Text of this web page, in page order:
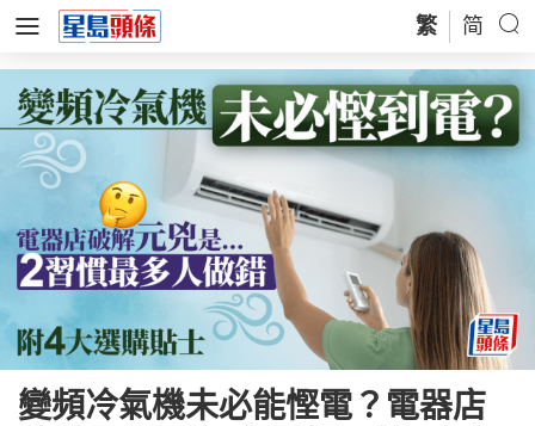
繁 简
變頻冷氣機未必能慳電？電器店